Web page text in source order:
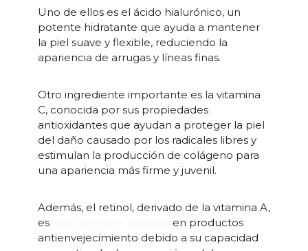
Uno de ellos es el ácido hialurónico, un
potente hidratante que ayuda a mantener
la piel suave y flexible, reduciendo la
apariencia de arrugas y líneas finas.
Otro ingrediente importante es la vitamina
C, conocida por sus propiedades
antioxidantes que ayudan a proteger la piel
del daño causado por los radicales libres y
estimulan la producción de colágeno para
una apariencia más firme y juvenil.
Además, el retinol, derivado de la vitamina A,
es
en productos
antienvejecimiento debido a su capacidad